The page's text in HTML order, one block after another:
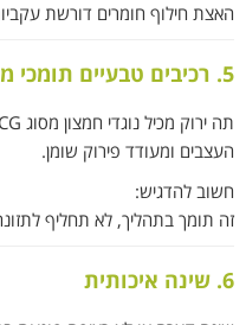
האצת חילוף חומרים דורשת
5. רכיבים טבעיים תומכי מטבוליזם
העצבים ומעודד פירוק שומן.
חשוב להדגיש:
זה תומך בתהליך, לא תחליף
6. שינה איכותית